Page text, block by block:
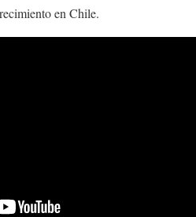
en Chile.